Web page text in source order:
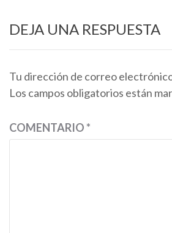
DEJA UNA RESPUESTA
Tu dirección de correo
Los campos obligatorios están
COMENTARIO*